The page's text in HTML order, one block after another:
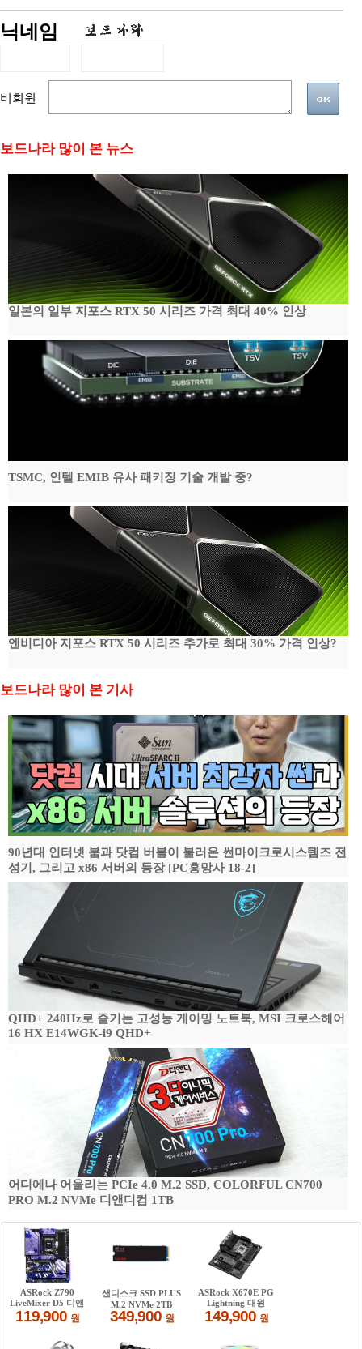
닉네임
비회원
보드나라 많이 본 뉴스
일본의 일부 지포스 RTX 50 시리즈 가격 최대 40% 인상
TSMC, 인텔 EMIB 유사 패키징 기술 개발 중?
엔비디아 지포스 RTX 50 시리즈 추가로 최대 30% 가격 인상?
보드나라 많이 본 기사
90년대 인터넷 붐과 닷컴 버블이 불러온 썬마이크로시스템즈 전
성기, 그리고 x86 서버의 등장 [PC흥망사 18-2]
QHD+ 240Hz로 즐기는 고성능 게이밍 노트북, MSI 크로스헤어
16 HX E14WGK-i9 QHD+
어디에나 어울리는 PCIe 4.0 M.2 SSD, COLORFUL CN700
PRO M.2 NVMe 디앤디컴 1TB